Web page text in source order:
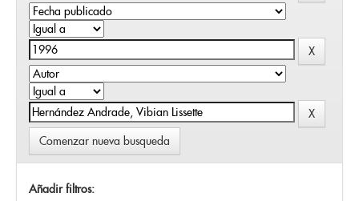
Comenzar nueva busqueda
Añadir filtros: